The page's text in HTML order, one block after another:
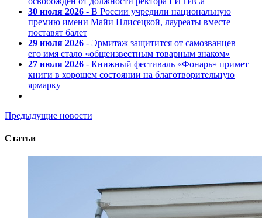
30 июля 2026 - В России учредили национальную
премию имени Майи Плисецкой, лауреаты вместе
поставят балет
29 июля 2026 - Эрмитаж защитится от самозванцев —
его имя стало «общеизвестным товарным знаком»
27 июля 2026 - Книжный фестиваль «Фонарь» примет
книги в хорошем состоянии на благотворительную
ярмарку
Предыдущие новости
Статьи